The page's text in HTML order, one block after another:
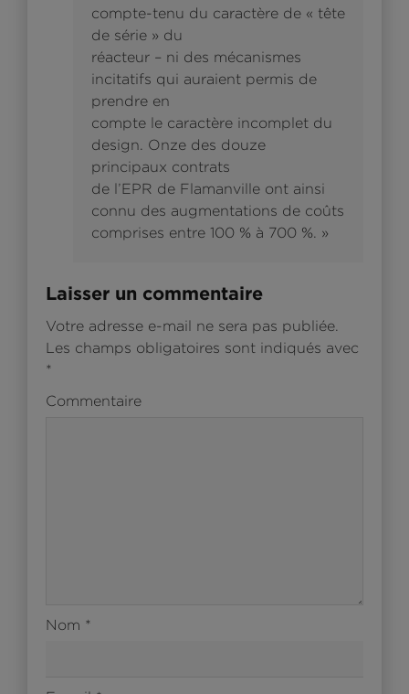
compte-tenu du caractère de « tête
de série » du
réacteur – ni des mécanismes
incitatifs qui auraient permis de
prendre en
compte le caractère incomplet du
design. Onze des douze
principaux contrats
de l’EPR de Flamanville ont ainsi
connu des augmentations de coûts
comprises entre 100 % à 700 %. »
Laisser un commentaire
Votre adresse e-mail ne sera pas publiée.
Les champs obligatoires sont indiqués avec
*
Commentaire
Nom *